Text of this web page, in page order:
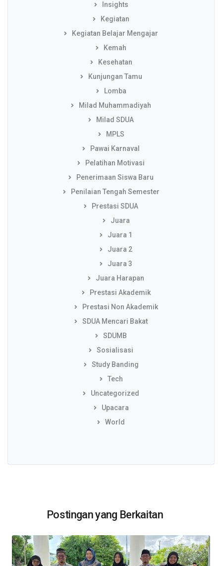
Insights
Kegiatan
Kegiatan Belajar Mengajar
Kemah
Kesehatan
Kunjungan Tamu
Lomba
Milad Muhammadiyah
Milad SDUA
MPLS
Pawai Karnaval
Pelatihan Motivasi
Penerimaan Siswa Baru
Penilaian Tengah Semester
Prestasi SDUA
Juara
Juara 1
Juara 2
Juara 3
Juara Harapan
Prestasi Akademik
Prestasi Non Akademik
SDUA Mencari Bakat
SDUMB
Sosialisasi
Study Banding
Tech
Uncategorized
Upacara
World
Postingan yang Berkaitan